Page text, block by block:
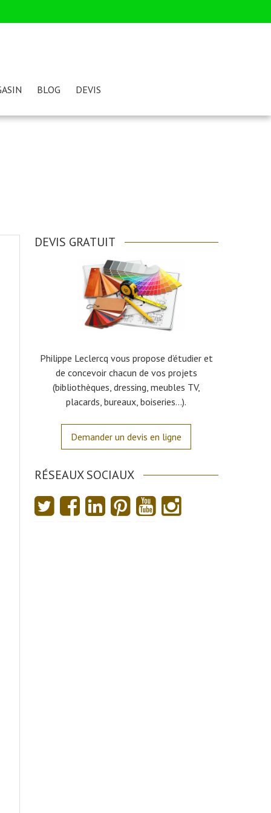
BLOG DEVIS
DEVIS GRATUIT
Philippe Leclercq vous propose d’étudier et
de concevoir chacun de vos projets
(bibliothèques, dressing, meubles TV,
placards, bureaux, boiseries…).
Demander un devis en ligne
RÉSEAUX SOCIAUX